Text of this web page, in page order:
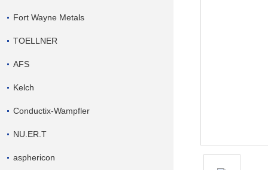
Fort Wayne Metals
TOELLNER
AFS
Kelch
Conductix-Wampfler
NU.ER.T
asphericon